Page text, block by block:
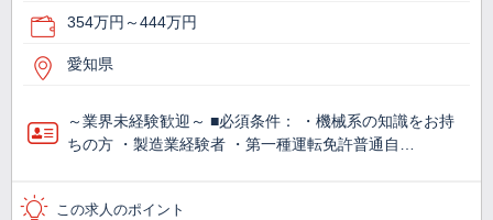
354万円～444万円
愛知県
～業界未経験歓迎～ ■必須条件： ・機械系の知識をお持
ちの方 ・製造業経験者 ・第一種運転免許普通自…
この求人のポイント